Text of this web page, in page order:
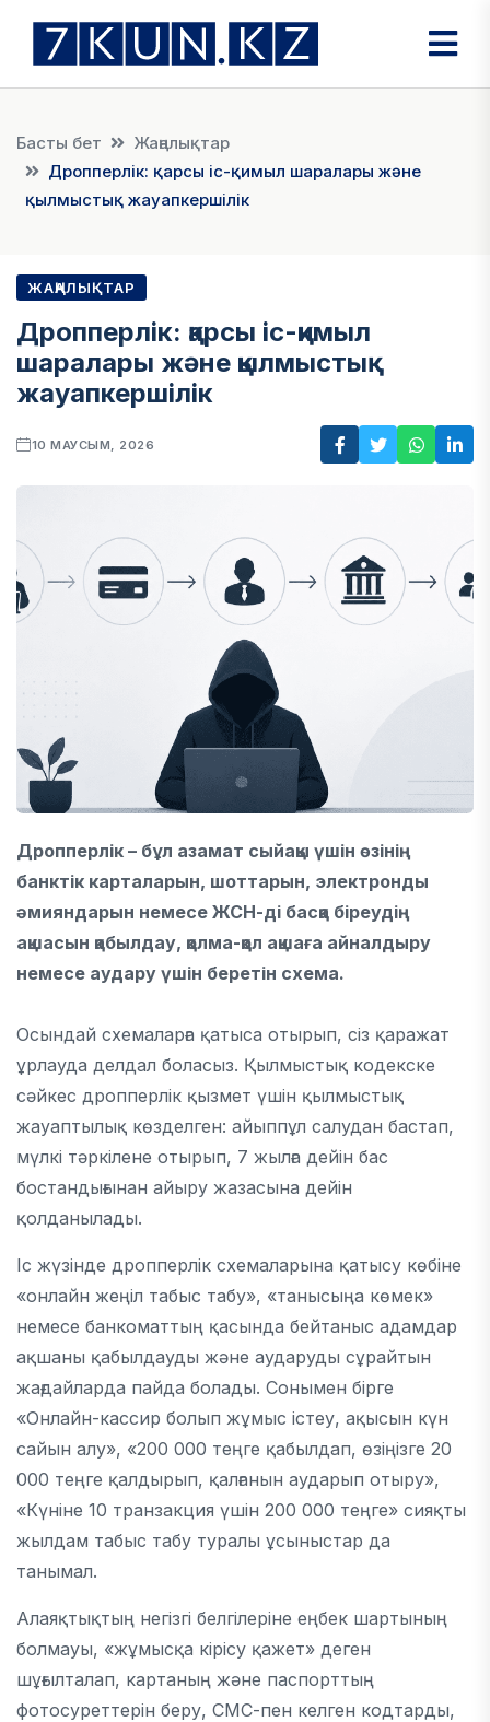
Басты бет
Жаңалықтар
Дропперлік: қарсы іс-қимыл шаралары және
қылмыстық жауапкершілік
ЖАҢАЛЫҚТАР
Дропперлік: қарсы іс-қимыл
шаралары және қылмыстық
жауапкершілік
10 МАУСЫМ, 2026
Дропперлік – бұл азамат сыйақы үшін өзінің
банктік карталарын, шоттарын, электронды
әмияндарын немесе ЖСН-ді басқа біреудің
ақшасын қабылдау, қолма-қол ақшаға айналдыру
немесе аудару үшін беретін схема.
Осындай схемаларға қатыса отырып, сіз қаражат
ұрлауда делдал боласыз. Қылмыстық кодекске
сәйкес дропперлік қызмет үшін қылмыстық
жауаптылық көзделген: айыппұл салудан бастап,
мүлкі тәркілене отырып, 7 жылға дейін бас
бостандығынан айыру жазасына дейін
қолданылады.
Іс жүзінде дропперлік схемаларына қатысу көбіне
«онлайн жеңіл табыс табу», «танысыңа көмек»
немесе банкоматтың қасында бейтаныс адамдар
ақшаны қабылдауды және аударуды сұрайтын
жағдайларда пайда болады. Сонымен бірге
«Онлайн-кассир болып жұмыс істеу, ақысын күн
сайын алу», «200 000 теңге қабылдап, өзіңізге 20
000 теңге қалдырып, қалғанын аударып отыру»,
«Күніне 10 транзакция үшін 200 000 теңге» сияқты
жылдам табыс табу туралы ұсыныстар да
танымал.
Алаяқтықтың негізгі белгілеріне еңбек шартының
болмауы, «жұмысқа кірісу қажет» деген
шұғылталап, картаның және паспорттың
фотосуреттерін беру, СМС-пен келген кодтарды,